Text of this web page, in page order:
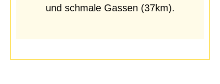
und schmale Gassen (37km).